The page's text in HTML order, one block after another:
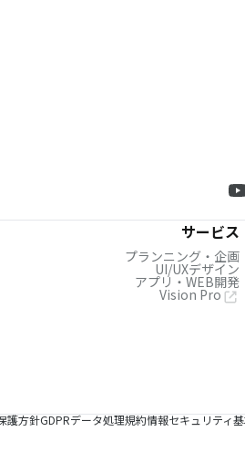
サービス
プランニング・企画
UI/UXデザイン
アプリ・WEB開発
Vision Pro
護方針GDPRデータ処理規約情報セキュリティ